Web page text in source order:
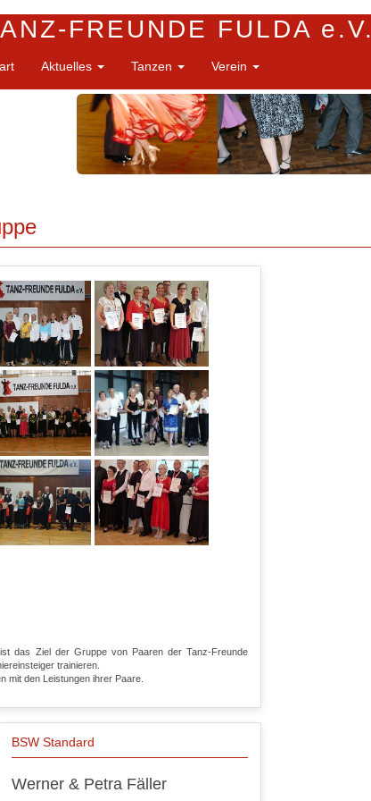
FREUNDE FULDA e.V.
Aktuelles Tanzen Verein
das Ziel der Gruppe von Paaren der Tanz-Freunde
trainieren.
mit den Leistungen ihrer Paare.
BSW Standard
Werner & Petra Fäller